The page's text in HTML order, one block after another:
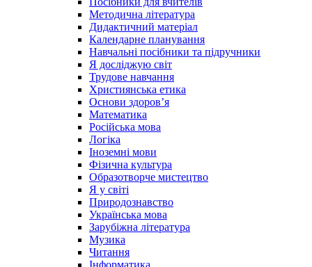
Методична література
Дидактичний матеріал
Календарне планування
Навчальні посібники та підручники
Я досліджую світ
Трудове навчання
Християнська етика
Основи здоров’я
Математика
Російська мова
Логіка
Іноземні мови
Фізична культура
Образотворче мистецтво
Я у світі
Природознавство
Українська мова
Зарубіжна література
Музика
Читання
Інформатика